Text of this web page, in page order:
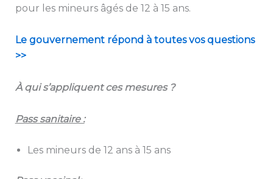
pour les mineurs âgés de 12 à 15 ans.
Le gouvernement répond à toutes vos questions
>>
À qui s’appliquent ces mesures ?
Pass sanitaire :
Les mineurs de 12 ans à 15 ans